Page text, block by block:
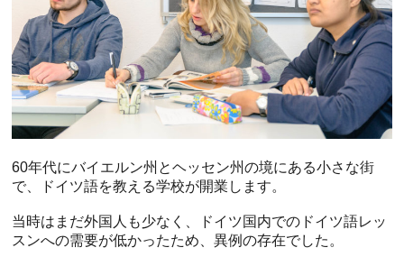
60年代にバイエルン州とヘッセン州の境にある小さな街
で、ドイツ語を教える学校が開業します。
当時はまだ外国人も少なく、ドイツ国内でのドイツ語レッ
スンへの需要が低かったため、異例の存在でした。